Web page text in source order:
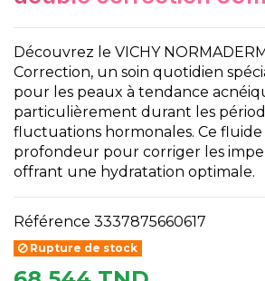
Découvrez le VICHY
Correction, un soin quotidien
pour les peaux à tendance
particulièrement durant les
fluctuations hormonales. Ce
profondeur pour corriger les
offrant une hydratation optimale.
Référence 3337875660617
Rupture de stock